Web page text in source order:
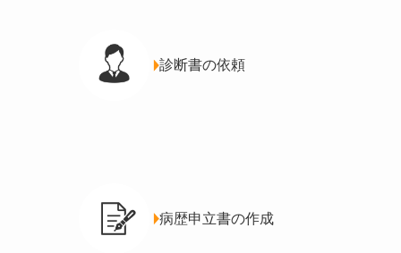
診断書の依頼
病歴申立書の作成